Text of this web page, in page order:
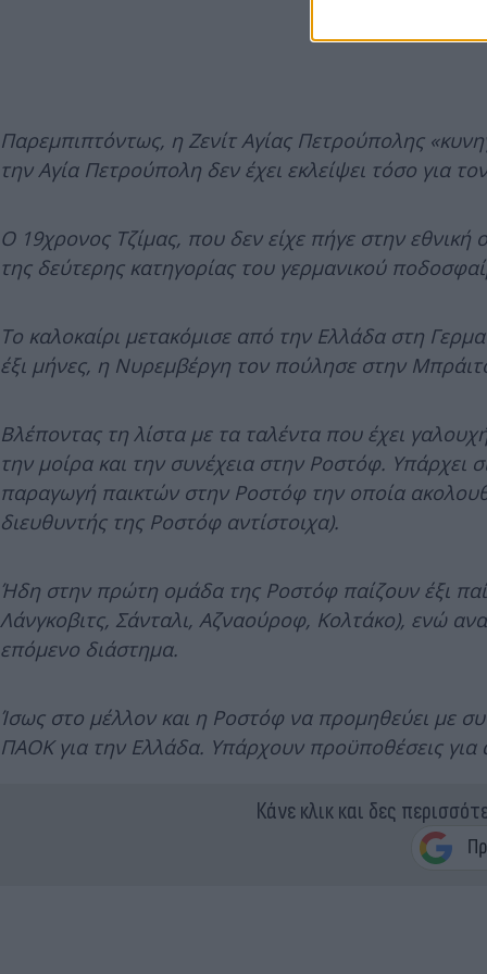
Παρεμπιπτόντως, η Ζενίτ Αγίας Πετρούπολης
την Αγία Πετρούπολη δεν έχει εκλείψει τόσο για
Ο 19χρονος Τζίμας, που δεν είχε πήγε στην
της δεύτερης κατηγορίας του γερμανικού
Το καλοκαίρι μετακόμισε από την Ελλάδα στη
έξι μήνες, η Νυρεμβέργη τον πούλησε στην
Βλέποντας τη λίστα με τα ταλέντα που έχει
την μοίρα και την συνέχεια στην Ροστόφ. Υπάρχει
παραγωγή παικτών στην Ροστόφ την οποία
διευθυντής της Ροστόφ αντίστοιχα).
Ήδη στην πρώτη ομάδα της Ροστόφ παίζουν έξι
Λάνγκοβιτς, Σάνταλι, Αζναούροφ, Κολτάκο), ενώ
επόμενο διάστημα.
Ίσως στο μέλλον και η Ροστόφ να προμηθεύει με
ΠΑΟΚ για την Ελλάδα. Υπάρχουν προϋποθέσεις
Κάνε κλικ και δες